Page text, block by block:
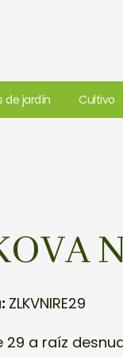
de jardín Cultivo
ZLKVNIRE29
29 a raíz